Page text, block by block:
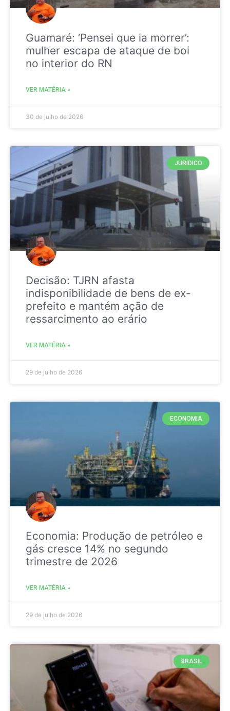
Guamaré: ‘Pensei que ia morrer’:
mulher escapa de ataque de boi
no interior do RN
VER MATÉRIA »
30 de julho de 2026
JURIDICO
Decisão: TJRN afasta
indisponibilidade de bens de ex-
prefeito e mantém ação de
ressarcimento ao erário
VER MATÉRIA »
29 de julho de 2026
ECONOMIA
Economia: Produção de petróleo e
gás cresce 14% no segundo
trimestre de 2026
VER MATÉRIA »
29 de julho de 2026
BRASIL